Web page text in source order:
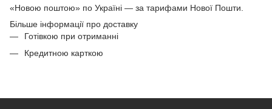
«Новою поштою» по Україні — за тарифами Нової Пошти.
Більше інформації про доставку
Готівкою при отриманні
Кредитною карткою